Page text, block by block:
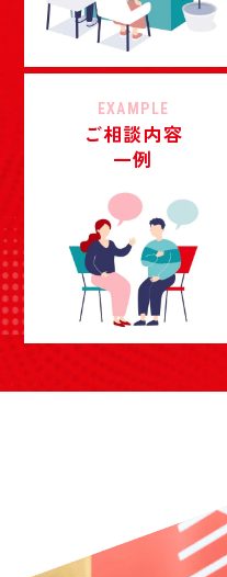
EXAMPLE
ご相談内容
一例